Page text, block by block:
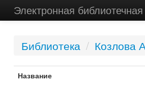
Электронная
Библиотека / Козлова
Название